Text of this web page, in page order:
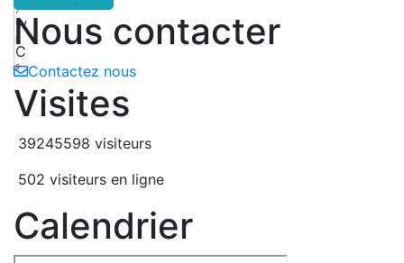
7
w
8
C
9
Nous contacter
Contactez nous
Visites
39245598 visiteurs
502 visiteurs en ligne
Calendrier